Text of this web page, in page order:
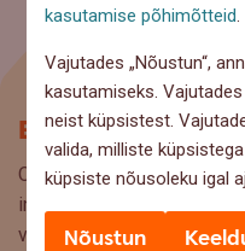
kasutamise põhimõtteid
Vajutades „Nõustun“,
kasutamiseks. Vajutades
neist küpsistest.
valida, milliste
küpsiste nõusoleku igal
Nõustun
Blogi
Oled Swedbanki blogi
infot ja kasulikke
valikuid oma rahaasjade